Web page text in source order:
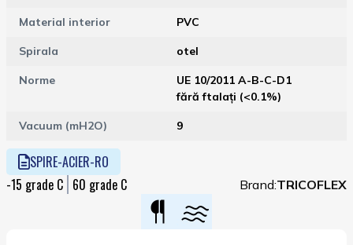
Material interior PVC
Spirala otel
Norme
UE 10/2011 A-B-C-D1
fără ftalați (<0.1%)
Vacuum (mH2O) 9
SPIRE-ACIER-RO
-15
60 Brand:TRICOFLEX